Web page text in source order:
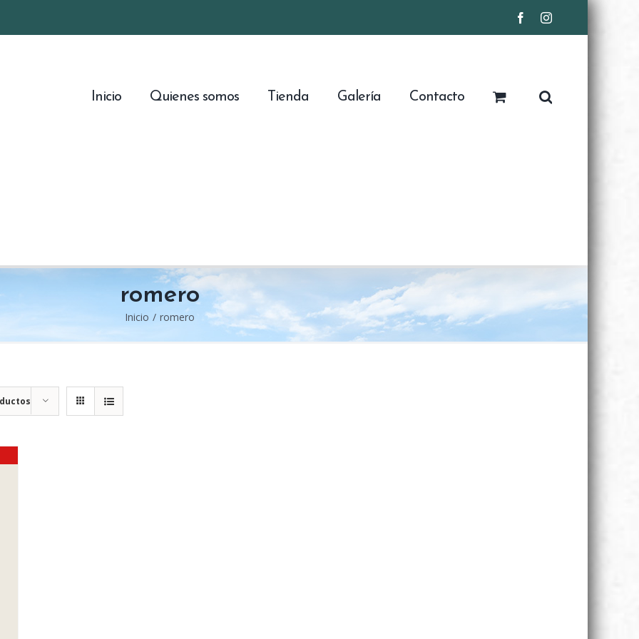
FacebookInstagram
Inicio Quienes somos Tienda Galería Contacto
romero
Inicio / romero